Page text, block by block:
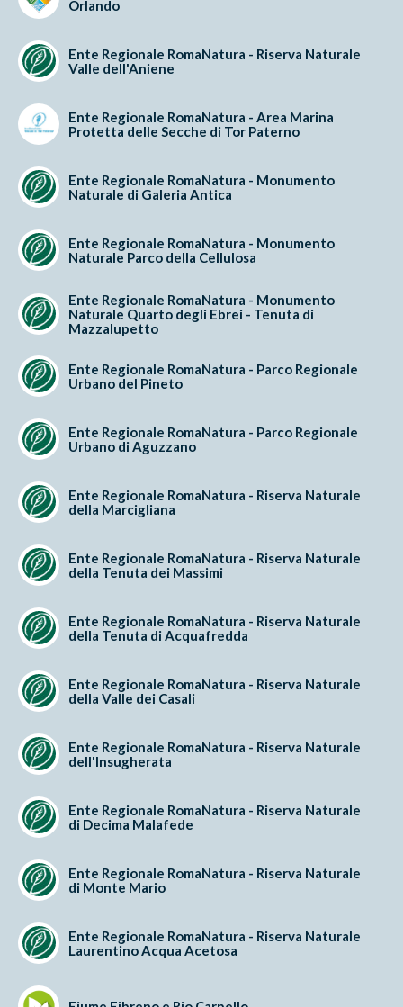
Orlando
Ente Regionale RomaNatura - Riserva Naturale
Valle dell'Aniene
Ente Regionale RomaNatura - Area Marina
Protetta delle Secche di Tor Paterno
Ente Regionale RomaNatura - Monumento
Naturale di Galeria Antica
Ente Regionale RomaNatura - Monumento
Naturale Parco della Cellulosa
Ente Regionale RomaNatura - Monumento
Naturale Quarto degli Ebrei - Tenuta di
Mazzalupetto
Ente Regionale RomaNatura - Parco Regionale
Urbano del Pineto
Ente Regionale RomaNatura - Parco Regionale
Urbano di Aguzzano
Ente Regionale RomaNatura - Riserva Naturale
della Marcigliana
Ente Regionale RomaNatura - Riserva Naturale
della Tenuta dei Massimi
Ente Regionale RomaNatura - Riserva Naturale
della Tenuta di Acquafredda
Ente Regionale RomaNatura - Riserva Naturale
della Valle dei Casali
Ente Regionale RomaNatura - Riserva Naturale
dell'Insugherata
Ente Regionale RomaNatura - Riserva Naturale
di Decima Malafede
Ente Regionale RomaNatura - Riserva Naturale
di Monte Mario
Ente Regionale RomaNatura - Riserva Naturale
Laurentino Acqua Acetosa